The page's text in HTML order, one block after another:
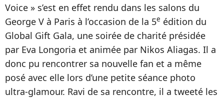
Voice » s’est en effet rendu dans les salons du
George V à Paris à l’occasion de la 5e édition du
Global Gift Gala, une soirée de charité présidée
par Eva Longoria et animée par Nikos Aliagas. Il a
donc pu rencontrer sa nouvelle fan et a même
posé avec elle lors d’une petite séance photo
ultra-glamour. Ravi de sa rencontre, il a tweeté les